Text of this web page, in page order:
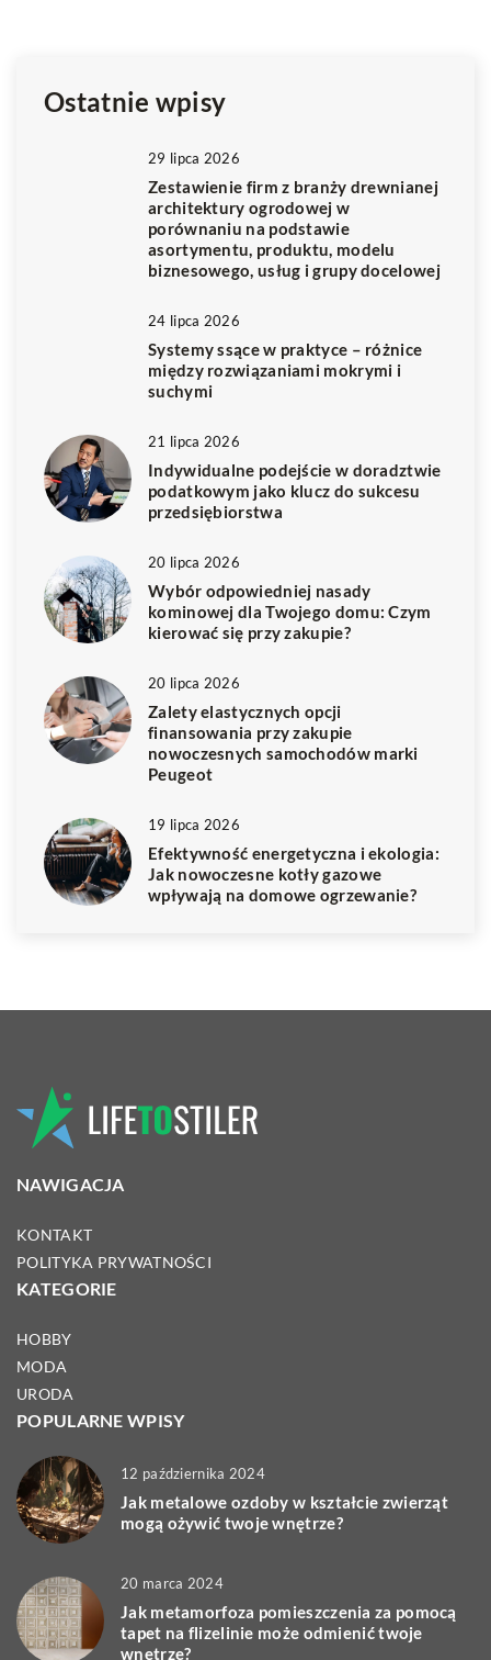
Ostatnie wpisy
29 lipca 2026
Zestawienie firm z branży drewnianej
architektury ogrodowej w
porównaniu na podstawie
asortymentu, produktu, modelu
biznesowego, usług i grupy docelowej
24 lipca 2026
Systemy ssące w praktyce – różnice
między rozwiązaniami mokrymi i
suchymi
21 lipca 2026
Indywidualne podejście w doradztwie
podatkowym jako klucz do sukcesu
przedsiębiorstwa
20 lipca 2026
Wybór odpowiedniej nasady
kominowej dla Twojego domu: Czym
kierować się przy zakupie?
20 lipca 2026
Zalety elastycznych opcji
finansowania przy zakupie
nowoczesnych samochodów marki
Peugeot
19 lipca 2026
Efektywność energetyczna i ekologia:
Jak nowoczesne kotły gazowe
wpływają na domowe ogrzewanie?
NAWIGACJA
KONTAKT
POLITYKA PRYWATNOŚCI
KATEGORIE
HOBBY
MODA
URODA
POPULARNE WPISY
12 października 2024
Jak metalowe ozdoby w kształcie zwierząt
mogą ożywić twoje wnętrze?
20 marca 2024
Jak metamorfoza pomieszczenia za pomocą
tapet na flizelinie może odmienić twoje
wnętrze?